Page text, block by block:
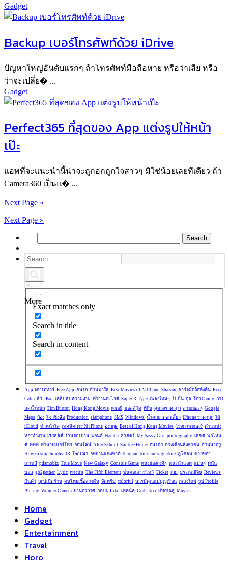
Gadget
Backup เบอร์โทรศัพท์ด้วย iDrive
ปัญหาใหญ่อันดับแรกๆ ถ้าโทรศัพท์มือถือหาย หรือว่าเสีย หรือ
ว่าจะเปลี่ย� ...
Gadget
Perfect365 ที่สุดของ App แต่งรูปให้หน้า
เป๊ะ
แอพที่จะแนะนำนี้น่าจะถูกอกถูกใจสาวๆ มิใช่น้อยเลยทีเดียว ถ้า
Camera360 เป็นแ� ...
Next Page »
Next Page »
More
Exact matches only
Search in title
Search in content
App จองรถทัวร์ Free App คนรัก บ้านฟ้าใส Best Movies of All Time Shazam ชาร์จมือถือทั้งคืน Keep
Calm สิว iPad เคล็บลับความงาม ทำงานอะไรดี Super R-Type เพลงใหม่ๆ ริบบิ้น กุล โกง Candy การ
ลดน้ำหนัก Tim Burton Hong Kong Movie หมอผี ฮอลลีวู้ด ที่กิน ดูดวงราคาถูก ลายเยอะๆ Google
Maps ก้อง โจวซิงฉือ Production siamphone SMS Windows น้ำตกผาดอกเสี้ยว iPhone ราคาถูก ใช้
iCloud ทำหน้าใส เทคนิคการใช้ iPhone อังกฤษ Best of Hong Kong Movies โรงภาพยนตร์ ตำแหน่ง
ห้องทำงาน เรียลลิตี้ ร้านจักรยาน ฟอนต์ Namba ศาสตร์ My Sassy Girl photography เลขดี พักไหน
ดี ททท ทำนายเบอร์โทร ออนไลน์ After School Suntree Home กันรอย ดวงเดือนสิงหาคม บ้านน่าอยู่
How to stop bombs JR โฆษณา อุทยานแห่งชาติ thailand tourism signature ภูโคลน ขายของ
เกาหลี pdamobiz True Move New Galaxy Console Game หนังฮ่องกงดีๆ แนะนำแอพ แม่นๆ พนัน
บอล go2gether Lyric ทางชัน The Fifth Element ขั้นตอนการไหว้ Ticket เกม ประเพณีจีน Reviews
สินค้า ฤกษ์เปิดร้าน คนไทยเชื้อสายจีน จัดทริป colorful บารมีคุณแม่บุญเรือน เพลงใหม่ รูป Profile
Blu-ray Wonder Camera ยานอวกาศ กดปุ่ม Like เทคนิค Grab Taxi เกิดปีฉลู Musics
Home
Gadget
Entertainment
Travel
Horo